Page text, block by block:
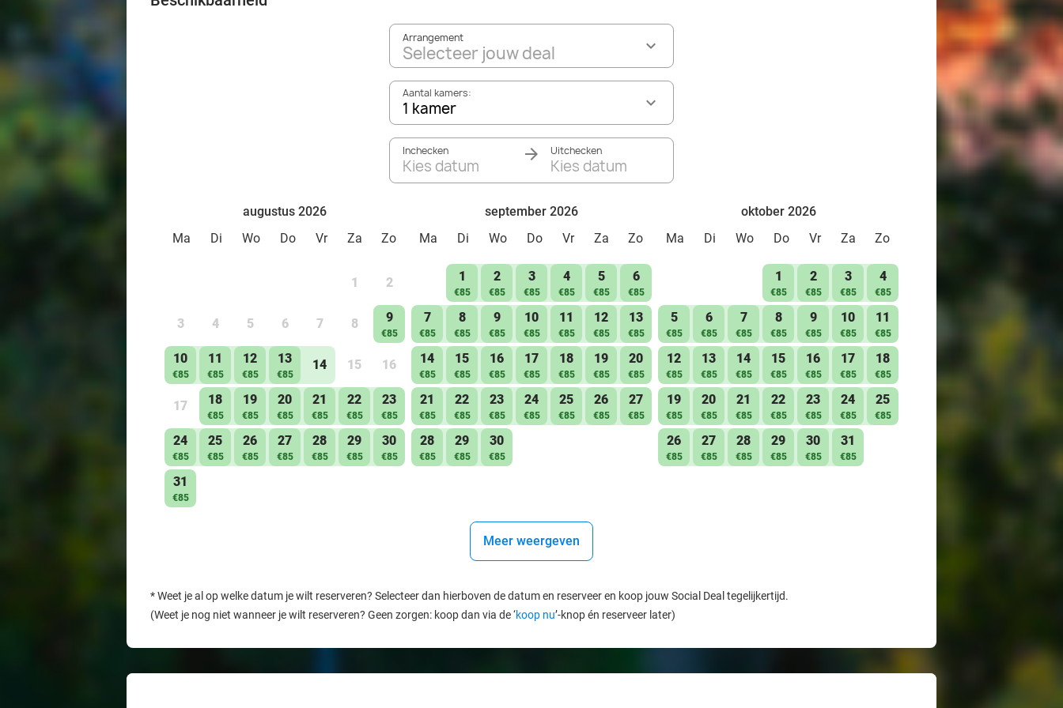
Arrangement
Selecteer jouw deal
Aantal kamers:
1 kamer
Inchecken
Kies datum
Uitchecken
Kies datum
augustus 2026
Ma
Di Wo Do Vr Za Zo
1 2
3 4 5 6 7 8 9
€85
10
€85
11
€85
12
€85
13
€85
14 15 16
17 18
€85
19
€85
20
€85
21
€85
22
€85
23
€85
24
€85
25
€85
26
€85
27
€85
28
€85
29
€85
30
€85
31
€85
september 2026
Ma
Di Wo Do Vr Za Zo
1
€85
2
€85
3
€85
4
€85
5
€85
6
€85
7
€85
8
€85
9
€85
10
€85
11
€85
12
€85
13
€85
14
€85
15
€85
16
€85
17
€85
18
€85
19
€85
20
€85
21
€85
22
€85
23
€85
24
€85
25
€85
26
€85
27
€85
28
€85
29
€85
30
€85
oktober 2026
Ma
Di Wo Do Vr Za Zo
1
€85
2
€85
3
€85
4
€85
5
€85
6
€85
7
€85
8
€85
9
€85
10
€85
11
€85
12
€85
13
€85
14
€85
15
€85
16
€85
17
€85
18
€85
19
€85
20
€85
21
€85
22
€85
23
€85
24
€85
25
€85
26
€85
27
€85
28
€85
29
€85
30
€85
31
€85
Meer weergeven
*Weet je al op welke datum je wilt reserveren? Selecteer dan hierboven de datum en reserveer en koop jouw Social Deal tegelijkertijd.
(Weet je nog niet wanneer je wilt reserveren? Geen zorgen: koop dan via de ‘koop nu’-knop én reserveer later)